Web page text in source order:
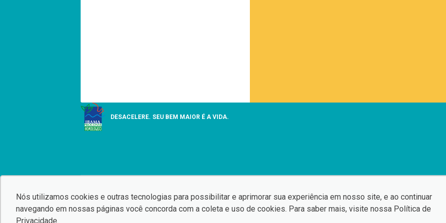
DESACELERE. SEU BEM MAIOR É A VIDA.
© Copyright 2026 AutoForce - Todos os direitos reservados.
.
Nós utilizamos cookies e outras tecnologias para possibilitar e aprimorar sua experiência em nosso site, e ao continuar
navegando em nossas páginas você concorda com a coleta e uso de cookies. Para saber mais, visite nossa Política de
Privacidade.